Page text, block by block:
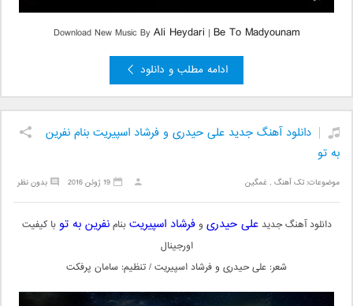
Download New Music ByAli Heydari | Be To Madyounam
ادامه مطلب و دانلود
دانلود آهنگ جدید علی حیدری و فرشاد اسپیریت بنام نفرین
به تو
موضوعات:تک آهنگ ,غمگین بدون نظر 19 ژوئن 2016
دانلود آهنگ جدیدعلی حیدری وفرشاد اسپیریتبنامنفرین به توبا کیفیت
اورجینال
شعر: علی حیدری و فرشاد اسپیریت / تنظیم: سامان پرفکت